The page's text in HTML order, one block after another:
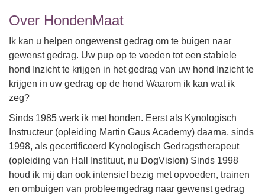
Over HondenMaat
Ik kan u helpen ongewenst gedrag om te buigen naar
gewenst gedrag. Uw pup op te voeden tot een stabiele
hond Inzicht te krijgen in het gedrag van uw hond Inzicht te
krijgen in uw gedrag op de hond Waarom ik kan wat ik
zeg?
Sinds 1985 werk ik met honden. Eerst als Kynologisch
Instructeur (opleiding Martin Gaus Academy) daarna, sinds
1998, als gecertificeerd Kynologisch Gedragstherapeut
(opleiding van Hall Instituut, nu DogVision) Sinds 1998
houd ik mij dan ook intensief bezig met opvoeden, trainen
en ombuigen van probleemgedrag naar gewenst gedrag